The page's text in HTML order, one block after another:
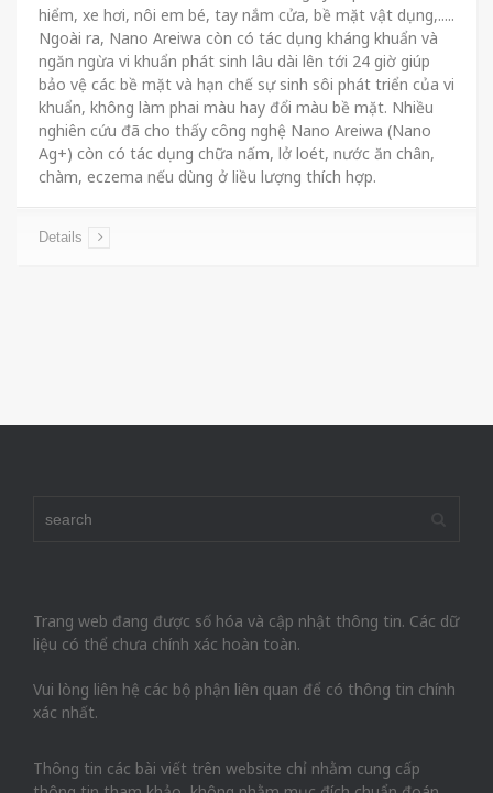
hiểm, xe hơi, nôi em bé, tay nắm cửa, bề mặt vật dụng,.....
Ngoài ra, Nano Areiwa còn có tác dụng kháng khuẩn và
ngăn ngừa vi khuẩn phát sinh lâu dài lên tới 24 giờ giúp
bảo vệ các bề mặt và hạn chế sự sinh sôi phát triển của vi
khuẩn, không làm phai màu hay đổi màu bề mặt. Nhiều
nghiên cứu đã cho thấy công nghệ Nano Areiwa (Nano
Ag+) còn có tác dụng chữa nấm, lở loét, nước ăn chân,
chàm, eczema nếu dùng ở liều lượng thích hợp.
Details
Trang web đang được số hóa và cập nhật thông tin. Các dữ
liệu có thể chưa chính xác hoàn toàn.
Vui lòng liên hệ các bộ phận liên quan để có thông tin chính
xác nhất.
Thông tin các bài viết trên website chỉ nhằm cung cấp